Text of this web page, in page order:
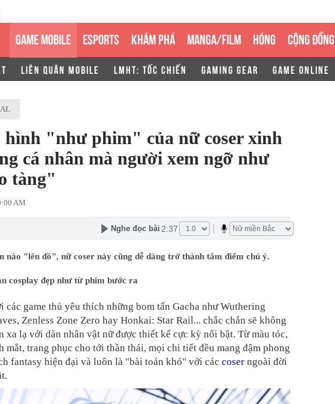
GAME MOBILE ESPORTS KHÁM PHÁ MANGA/FILM HÓNG CỘNG ĐỒNG
LIÊN QUÂN MOBILE LMHT: TỐC CHIẾN GAMING GEAR GAME ONLINE
hình "như phim" của nữ coser xinh
cá nhân mà người xem ngỡ như
tàng"
AM
Nghe đọc bài 2:37
nào "lên đồ", nữ coser này cũng dễ dàng trở thành tâm điểm chú ý.
cosplay đẹp như từ phim bước ra
các game thủ yêu thích những bom tấn Gacha như Wuthering
Zenless Zone Zero hay Honkai: Star Rail... chắc chắn sẽ không
xa lạ với dàn nhân vật nữ được thiết kế cực kỳ nổi bật. Từ màu tóc,
mắt, trang phục cho tới thần thái, mọi chi tiết đều mang đậm phong
fantasy hiện đại và luôn là "bài toán khó" với các coser ngoài đời